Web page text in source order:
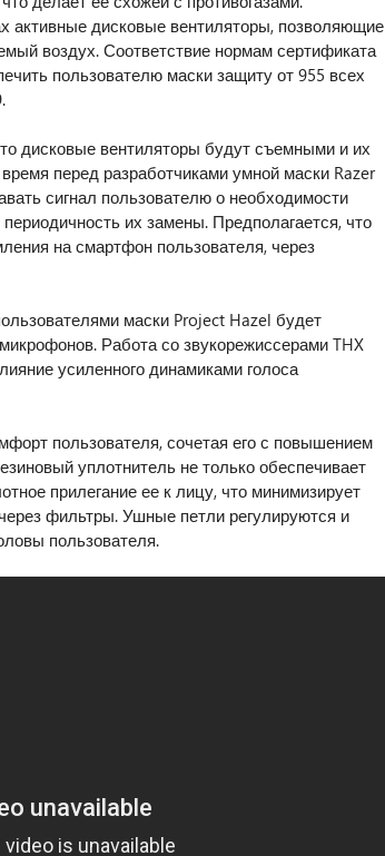
активные дисковые вентиляторы, позволяющие
воздух. Соответствие нормам сертификата
пользователю маски защиту от 955 всех
дисковые вентиляторы будут съемными и их
перед разработчиками умной маски Razer
сигнал пользователю о необходимости
их замены. Предполагается, что
на смартфон пользователя, через
маски Project Hazel будет
Работа со звукорежиссерами THX
усиленного динамиками голоса
пользователя, сочетая его с повышением
уплотнитель не только обеспечивает
прилегание ее к лицу, что минимизирует
фильтры. Ушные петли регулируются и
пользователя.